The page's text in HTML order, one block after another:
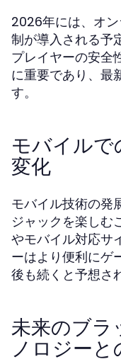
2026年には、オ
制が導入される予
プレイヤーの安全
に重要であり、最
す。
モバイル
変化
モバイル技術の発
ジャックを楽しむ
やモバイル対応サ
ーはより便利にゲ
後も続くと予想さ
未来のブラ
ノロジーと